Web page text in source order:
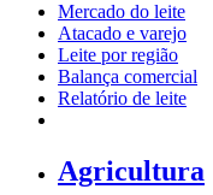
Mercado do leite
Atacado e varejo
Leite por região
Balança comercial
Relatório de leite
Agricultura